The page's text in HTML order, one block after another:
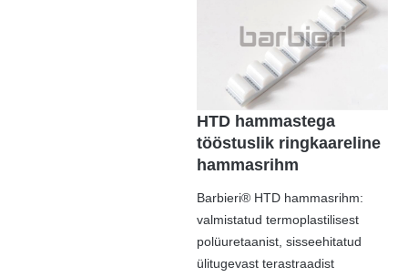
HTD hammastega
tööstuslik ringkaareline
hammasrihm
Barbieri® HTD hammasrihm:
valmistatud termoplastilisest
polüuretaanist, sisseehitatud
ülitugevast terastraadist